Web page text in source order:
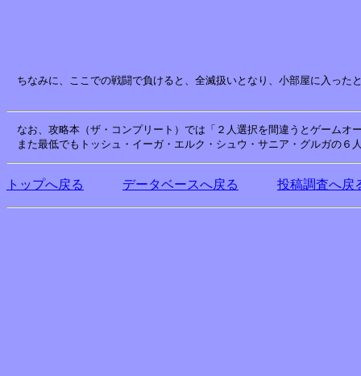
ちなみに、ここでの戦闘で負けると、全滅扱いとなり、小部屋に入った
なお、攻略本（ザ・コンプリート）では「２人選択を間違うとゲームオ
トップへ戻る データベースへ戻る 投稿調査へ戻